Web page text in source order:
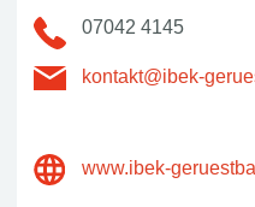
07042 4145
kontakt@ibek-
www.ibek-